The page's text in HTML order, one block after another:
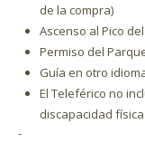
de la compra)
Ascenso al Pico
Permiso del
Guía en otro
El Teleférico no
discapacidad
-